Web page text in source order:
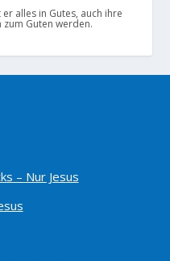
alles in Gutes, auch ihre
Guten werden.
– Nur Jesus